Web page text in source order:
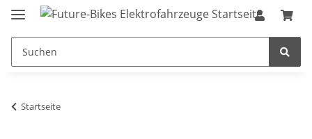
Startseite